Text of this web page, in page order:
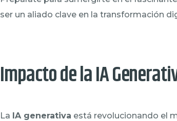
ser un aliado clave en la transformación
Impacto de la IA
La IA generativa está revolucionando el